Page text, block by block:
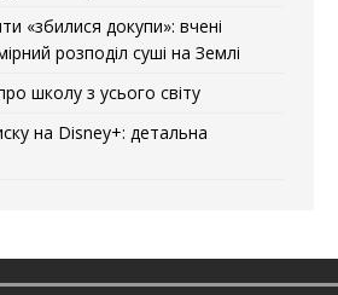
«збилися докупи»: вчені
розподіл суші на Землі
школу з усього світу
на Disney+: детальна